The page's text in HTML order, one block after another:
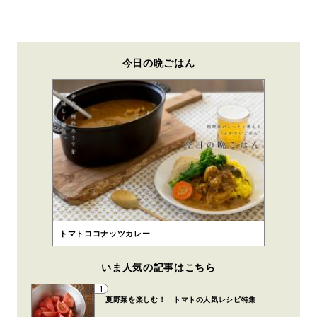
今日の晩ごはん
トマトココナッツカレー
いま人気の記事はこちら
1
夏野菜を楽しむ！ トマトの人気レシピ特集